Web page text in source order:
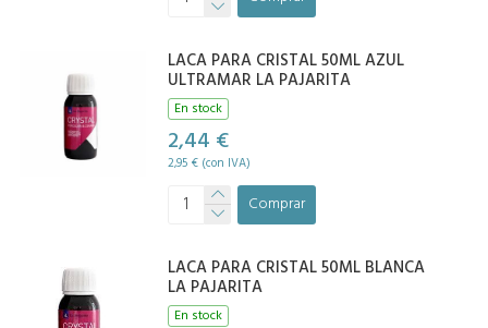
LACA PARA CRISTAL 50ML AZUL
ULTRAMAR LA PAJARITA
En stock
2,44 €
2,95 € (con IVA)
Comprar
LACA PARA CRISTAL 50ML BLANCA
LA PAJARITA
En stock